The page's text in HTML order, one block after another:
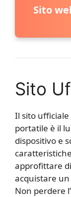
Sito
Sito
Il sito
portatile è il
dispositivo e
approfittare
acquistare
Non perdere